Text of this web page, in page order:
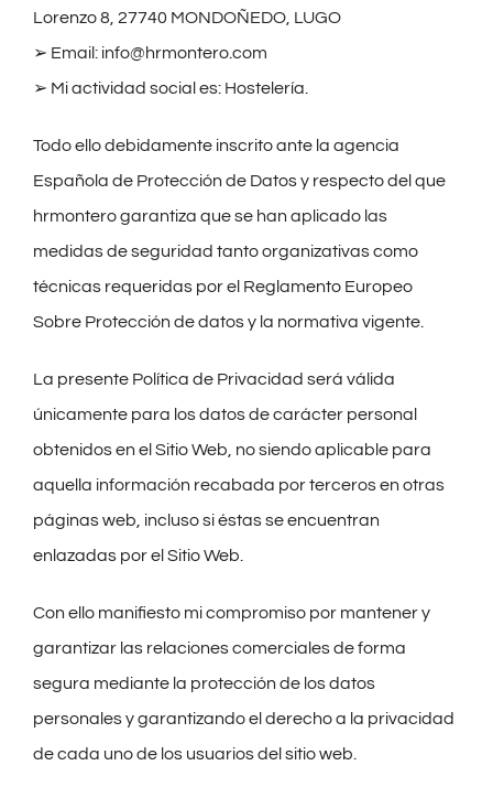
Lorenzo 8, 27740 MONDOÑEDO, LUGO
➢ Email: info@hrmontero.com
➢ Mi actividad social es: Hostelería.
Todo ello debidamente inscrito ante la agencia
Española de Protección de Datos y respecto del que
hrmontero garantiza que se han aplicado las
medidas de seguridad tanto organizativas como
técnicas requeridas por el Reglamento Europeo
Sobre Protección de datos y la normativa vigente.
La presente Política de Privacidad será válida
únicamente para los datos de carácter personal
obtenidos en el Sitio Web, no siendo aplicable para
aquella información recabada por terceros en otras
páginas web, incluso si éstas se encuentran
enlazadas por el Sitio Web.
Con ello manifiesto mi compromiso por mantener y
garantizar las relaciones comerciales de forma
segura mediante la protección de los datos
personales y garantizando el derecho a la privacidad
de cada uno de los usuarios del sitio web.